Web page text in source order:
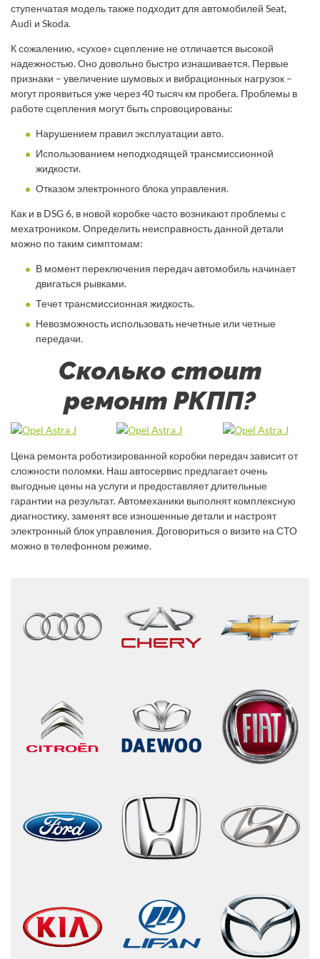
ступенчатая модель также подходит для автомобилей Seat,
Audi и Skoda.
К сожалению, «сухое» сцепление не отличается высокой
надежностью. Оно довольно быстро изнашивается. Первые
признаки – увеличение шумовых и вибрационных нагрузок –
могут проявиться уже через 40 тысяч км пробега. Проблемы в
работе сцепления могут быть спровоцированы:
Нарушением правил эксплуатации авто.
Использованием неподходящей трансмиссионной
жидкости.
Отказом электронного блока управления.
Как и в DSG 6, в новой коробке часто возникают проблемы с
мехатроником. Определить неисправность данной детали
можно по таким симптомам:
В момент переключения передач автомобиль начинает
двигаться рывками.
Течет трансмиссионная жидкость.
Невозможность использовать нечетные или четные
передачи.
Сколько стоит
ремонт РКПП?
Цена ремонта роботизированной коробки передач зависит от
сложности поломки. Наш автосервис предлагает очень
выгодные цены на услуги и предоставляет длительные
гарантии на результат. Автомеханики выполнят комплексную
диагностику, заменят все изношенные детали и настроят
электронный блок управления. Договориться о визите на СТО
можно в телефонном режиме.